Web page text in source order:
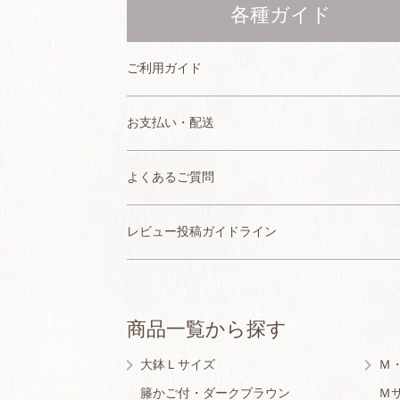
各種ガイド
ご利用ガイド
お支払い・配送
よくあるご質問
レビュー投稿ガイドライン
商品一覧から探す
大鉢Ｌサイズ
籐かご付・ダークブラウン
Ｍ
Ｍ